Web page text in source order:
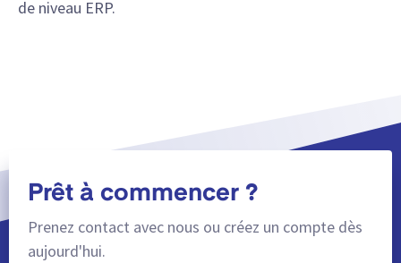
de niveau ERP.
Prêt à commencer ?
Prenez contact avec nous ou créez un compte dès
aujourd'hui.